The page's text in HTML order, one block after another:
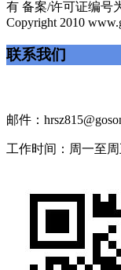
有 备案/许可证编号
Copyright 2010
联系我们
邮件：
工作时间：周一至